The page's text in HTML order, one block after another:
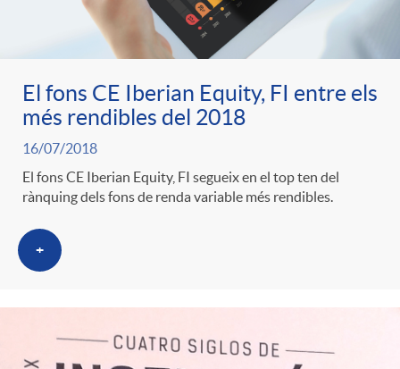
El fons CE Iberian Equity, FI entre els
més rendibles del 2018
16/07/2018
El fons CE Iberian Equity, FI segueix en el top ten del
rànquing dels fons de renda variable més rendibles.
+